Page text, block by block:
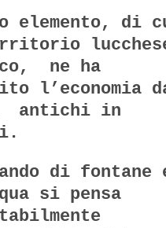
elemento, di
ne ha
l’economia
antichi in
di fontane
si pensa